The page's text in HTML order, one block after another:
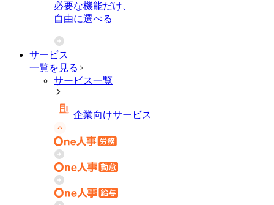
必要な機能だけ、
自由に選べる
サービス
一覧を見る
サービス一覧
企業向けサービス